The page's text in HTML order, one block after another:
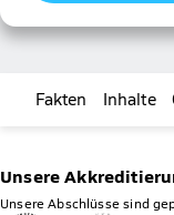
Fakten Inhalte
Unsere
Unsere Abschlüsse sind